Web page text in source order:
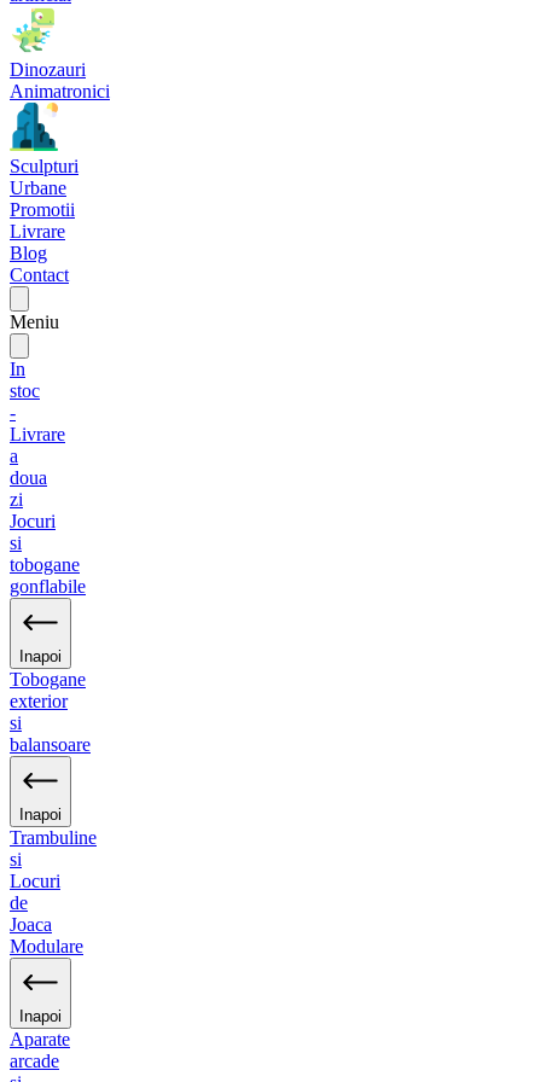
Dinozauri
Animatronici
Sculpturi
Urbane
Promotii
Livrare
Blog
Contact
Meniu
In
stoc
-
Livrare
a
doua
zi
Jocuri
si
tobogane
gonflabile
Inapoi
Tobogane
exterior
si
balansoare
Inapoi
Trambuline
si
Locuri
de
Joaca
Modulare
Inapoi
Aparate
arcade